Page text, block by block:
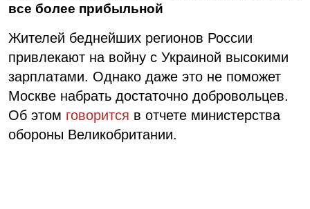
все более прибыльной
Жителей беднейших регионов России
привлекают на войну с Украиной высокими
зарплатами. Однако даже это не поможет
Москве набрать достаточно добровольцев.
Об этом говорится в отчете министерства
обороны Великобритании.